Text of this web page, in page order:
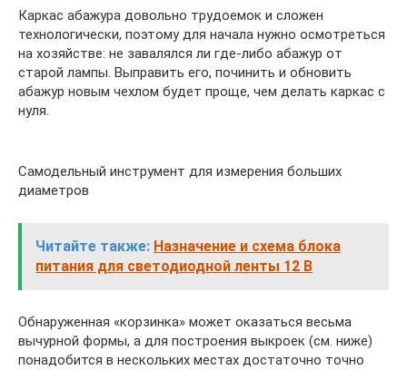
Каркас абажура довольно трудоемок и сложен
технологически, поэтому для начала нужно осмотреться
на хозяйстве: не завалялся ли где-либо абажур от
старой лампы. Выправить его, починить и обновить
абажур новым чехлом будет проще, чем делать каркас с
нуля.
Самодельный инструмент для измерения больших
диаметров
Читайте также: Назначение и схема блока
питания для светодиодной ленты 12 В
Обнаруженная «корзинка» может оказаться весьма
вычурной формы, а для построения выкроек (см. ниже)
понадобится в нескольких местах достаточно точно